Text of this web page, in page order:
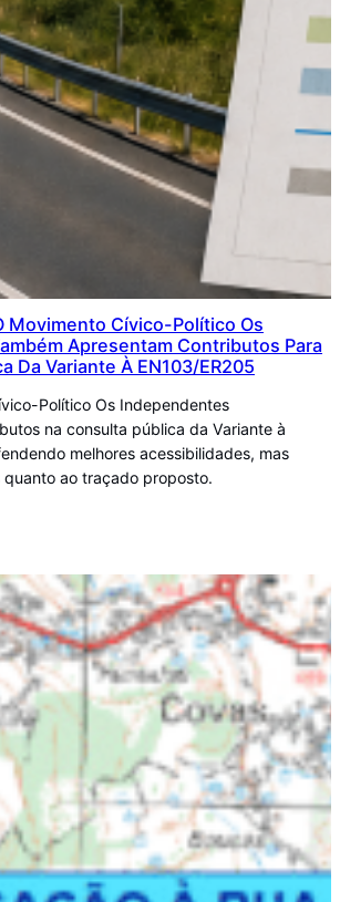
Movimento Cívico-Político Os
Apresentam Contributos Para
Da Variante À EN103/ER205
Político Os Independentes
na consulta pública da Variante à
melhores acessibilidades, mas
ao traçado proposto.